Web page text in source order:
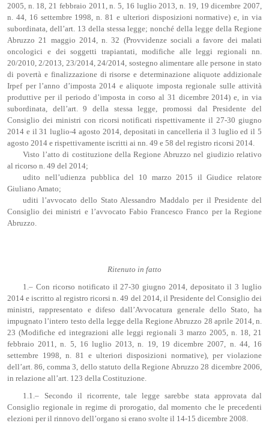
2005, n. 18, 21 febbraio 2011, n. 5, 16 luglio 2013, n. 19, 19 dicembre 2007,
n. 44, 16 settembre 1998, n. 81 e ulteriori disposizioni normative) e, in via
subordinata, dell’art. 13 della stessa legge; nonché della legge della Regione
Abruzzo 21 maggio 2014, n. 32 (Provvidenze sociali a favore dei malati
oncologici e dei soggetti trapiantati, modifiche alle leggi regionali nn.
20/2010, 2/2013, 23/2014, 24/2014, sostegno alimentare alle persone in stato
di povertà e finalizzazione di risorse e determinazione aliquote addizionale
Irpef per l’anno d’imposta 2014 e aliquote imposta regionale sulle attività
produttive per il periodo d’imposta in corso al 31 dicembre 2014) e, in via
subordinata, dell’art. 9 della stessa legge, promossi dal Presidente del
Consiglio dei ministri con ricorsi notificati rispettivamente il 27-30 giugno
2014 e il 31 luglio-4 agosto 2014, depositati in cancelleria il 3 luglio ed il 5
agosto 2014 e rispettivamente iscritti ai nn. 49 e 58 del registro ricorsi 2014.
Visto l’atto di costituzione della Regione Abruzzo nel giudizio relativo
al ricorso n. 49 del 2014;
udito nell’udienza pubblica del 10 marzo 2015 il Giudice relatore
Giuliano Amato;
uditi l’avvocato dello Stato Alessandro Maddalo per il Presidente del
Consiglio dei ministri e l’avvocato Fabio Francesco Franco per la Regione
Abruzzo.
Ritenuto in fatto
1.– Con ricorso notificato il 27-30 giugno 2014, depositato il 3 luglio
2014 e iscritto al registro ricorsi n. 49 del 2014, il Presidente del Consiglio dei
ministri, rappresentato e difeso dall’Avvocatura generale dello Stato, ha
impugnato l’intero testo della legge della Regione Abruzzo 28 aprile 2014, n.
23 (Modifiche ed integrazioni alle leggi regionali 3 marzo 2005, n. 18, 21
febbraio 2011, n. 5, 16 luglio 2013, n. 19, 19 dicembre 2007, n. 44, 16
settembre 1998, n. 81 e ulteriori disposizioni normative), per violazione
dell’art. 86, comma 3, dello statuto della Regione Abruzzo 28 dicembre 2006,
in relazione all’art. 123 della Costituzione.
1.1.– Secondo il ricorrente, tale legge sarebbe stata approvata dal
Consiglio regionale in regime di prorogatio, dal momento che le precedenti
elezioni per il rinnovo dell’organo si erano svolte il 14-15 dicembre 2008.